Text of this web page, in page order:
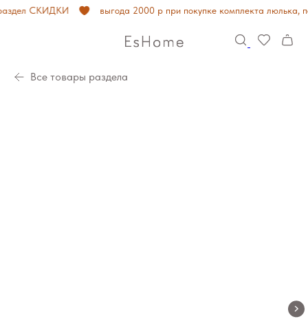
СКИДКИ выгода 2000 р при покупке комплекта люлька,
Все товары раздела